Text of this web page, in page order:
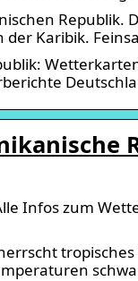
Republik.
Karibik.
Infos zum